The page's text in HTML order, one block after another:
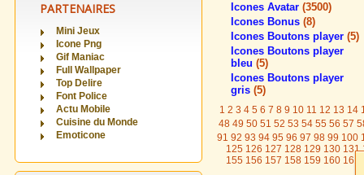
PARTENAIRES
Mini Jeux
Icone Png
Gif Maniac
Full Wallpaper
Top Delire
Font Police
Actu Mobile
Cuisine du Monde
Emoticone
Icones Avatar (3500)
Icones Bonus (8)
Icones Boutons player (5)
Icones Boutons player
bleu (5)
Icones Boutons player
gris (5)
1 2 3 4 5 6 7 8 9 10 11 12 13 14
48 49 50 51 52 53 54 55 56 57
91 92 93 94 95 96 97 98 99 100
125 126 127 128 129 130 131
155 156 157 158 159 160 161